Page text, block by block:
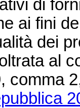
di
ai fini
dei
al
comma